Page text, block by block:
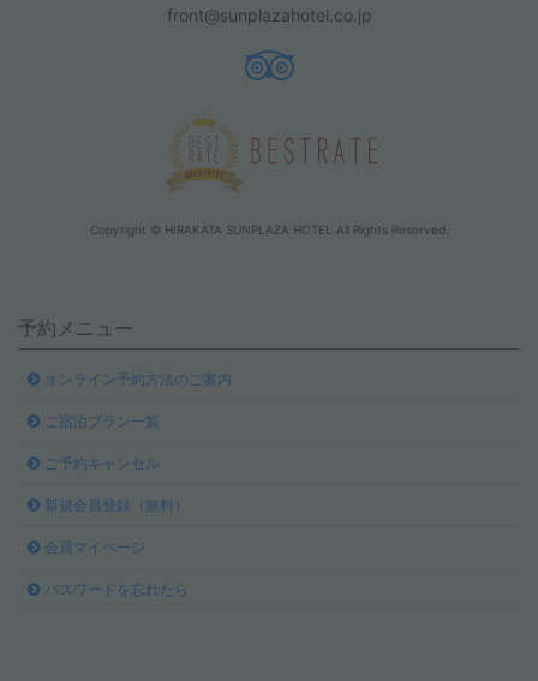
front@sunplazahotel.co.jp
Copyright © HIRAKATA SUNPLAZA HOTEL All Rights Reserved.
予約メニュー
オンライン予約方法のご案内
ご宿泊プラン一覧
ご予約キャンセル
新規会員登録（無料）
会員マイページ
パスワードを忘れたら